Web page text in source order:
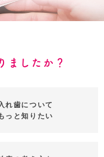
ましたか？
れ歯について
っと知りたい